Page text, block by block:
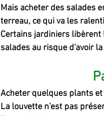
Mais acheter des salades
terreau, ce qui va les
Certains jardiniers
salades au risque d'avoir
Acheter quelques plants
La louvette n'est pas